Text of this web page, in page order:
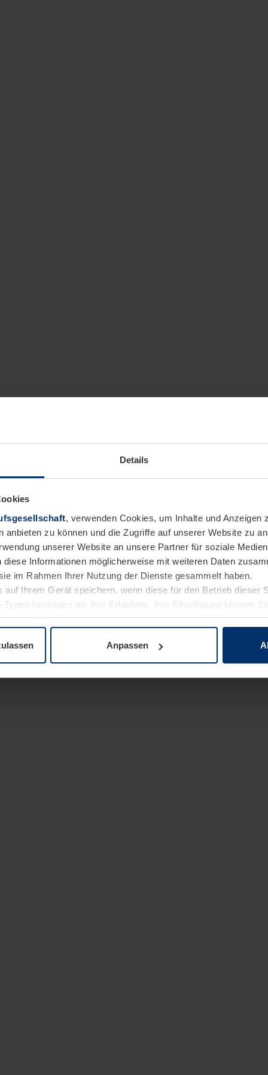
Details
, verwenden Cookies, um Inhalte und Anzeigen
anbieten zu können und die Zugriffe auf unserer Website zu
unserer Website an unsere Partner für soziale
Informationen möglicherweise mit weiteren Daten
im Rahmen Ihrer Nutzung der Dienste gesammelt haben.
Ihrem Gerät speichern, wenn diese für den Betrieb dieser
benötigen wir Ihre Erlaubnis. Ihre Einwilligung können
unserer Website ändern oder widerrufen.
Anpassen